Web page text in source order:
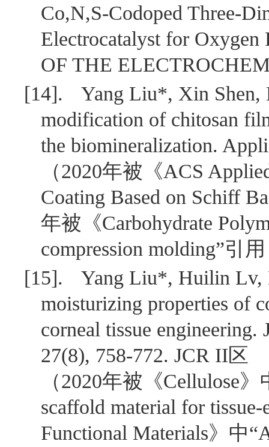
Co,N,S-Codoped Three-
Electrocatalyst for
OF THE
[14].
Yang Liu*, Xin Shen,
modification of chitosan
the biomineralization.
（2020年被《ACS
Coating Based on Schiff
年被《Carbohydrate
compression molding”引
[15].
Yang Liu*, Huilin Lv,
moisturizing properties of
corneal tissue
27(8), 758-772. JCR II 区
（2020年被《Cellulose》
scaffold material for tissue-
Functional Materials》中“